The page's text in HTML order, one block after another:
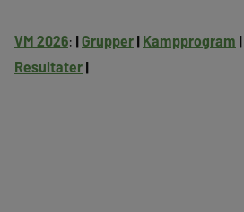
VM 2026: |Grupper | Kampprogram |
Resultater |